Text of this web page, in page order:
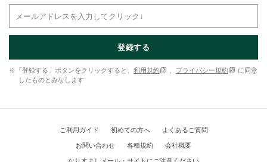
登録する
※「登録する」ボタンをクリックすると、 利用規約 プライバシー規約
に同意
したものとみなします
ご利用ガイド 初めての方へ よくあるご質問
お問い合わせ 各種規約 会社概要